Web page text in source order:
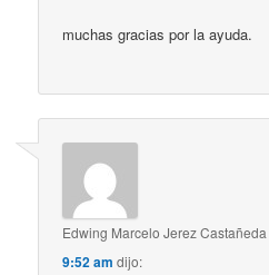
muchas gracias por la ayuda.
Edwing Marcelo Jerez Castañeda
9:52 am dijo: